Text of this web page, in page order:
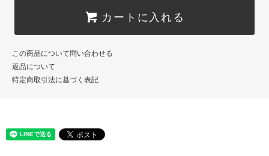
カートに入れる
この商品について問い合わせる
返品について
特定商取引法に基づく表記